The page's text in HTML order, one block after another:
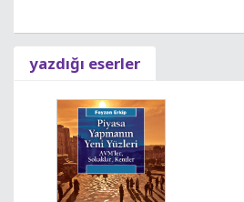
yazdığı eserler